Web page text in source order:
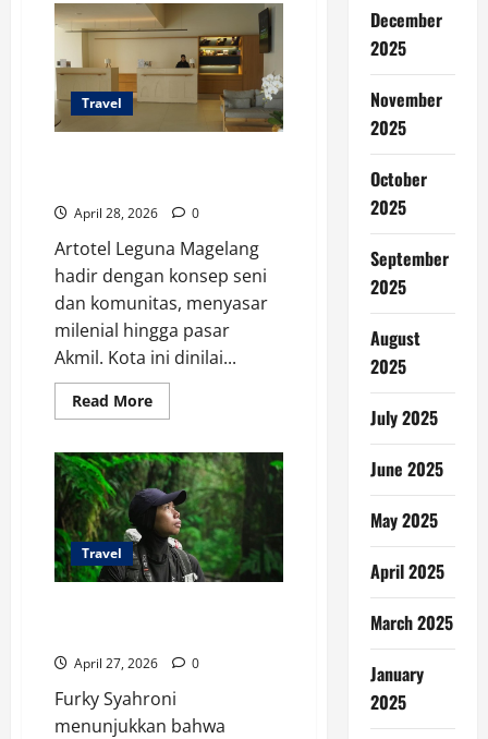
Pesawat
Tabrak
Drone
di
AS
Kekhawatiran
Travel
April 28, 2026 0
Artotel Leguna Magelang
hadir dengan konsep seni
dan komunitas, menyasar
milenial hingga pasar
Akmil. Kota ini dinilai...
Read MoreRead
more
Leguna
Magelang
Bidik
Pasar
Milenial
dan
Akmil
Travel
April 27, 2026 0
Furky Syahroni
menunjukkan bahwa
December
2025
November
2025
October
2025
September
2025
August
2025
July 2025
June 2025
May 2025
April 2025
March 2025
January
2025